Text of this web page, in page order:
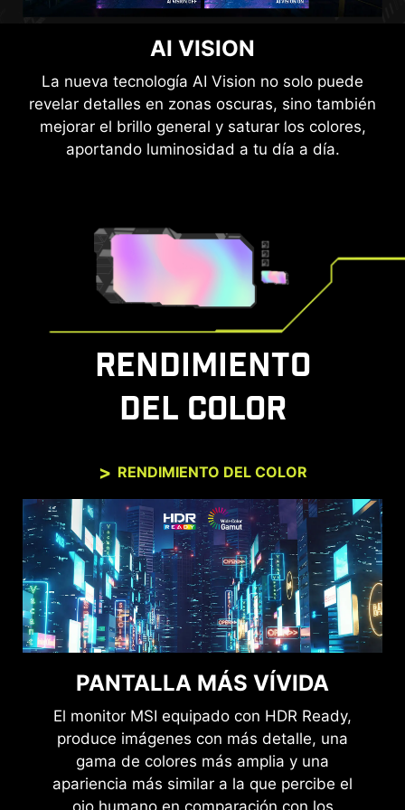
AI VISION
La nueva tecnología AI Vision no solo puede
revelar detalles en zonas oscuras, sino también
mejorar el brillo general y saturar los colores,
aportando luminosidad a tu día a día.
MSI MODO CONSOLA
Después de conectar la tecnología HDMI™ CEC
(Consumer Electronics Control) integrada a los
mandos de PlayStation o Switch, estos se
pueden utilizar para despertar la pantalla con
través del modo Consola MSI. Siéntete libre de
disfrutar de una experiencia de juego sin ningún
tipo de distorsión de la imagen.
RENDIMIENTO
DEL COLOR
RENDIMIENTO DEL COLOR
PANTALLA MÁS VÍVIDA
El monitor MSI equipado con HDR Ready,
produce imágenes con más detalle, una
gama de colores más amplia y una
apariencia más similar a la que percibe el